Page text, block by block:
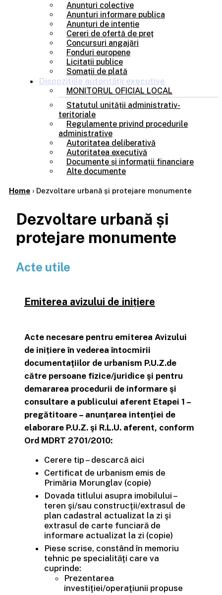
Anunțuri colective
Anunturi informare publica
Anunțuri de intenție
Cereri de ofertă de preț
Concursuri angajări
Fonduri europene
Licitații publice
Somații de plată
Dispozițiile autorității executive
MONITORUL OFICIAL LOCAL
Statutul unității administrativ-
teritoriale
Regulamente privind procedurile
administrative
Autoritatea deliberativă
Autoritatea executivă
Documente și informații financiare
Alte documente
Home › Dezvoltare urbană și protejare monumente
Dezvoltare urbană și
protejare monumente
Acte utile
Emiterea avizului de inițiere
Acte necesare pentru emiterea Avizului
de inițiere în vederea întocmirii
documentaţiilor de urbanism P.U.Z.de
către persoane fizice/juridice şi pentru
demararea procedurii de informare şi
consultare a publicului aferent Etapei 1 –
pregătitoare – anunţarea intenţiei de
elaborare P.U.Z. şi R.L.U. aferent, conform
Ord MDRT 2701/2010:
Cerere tip – descarcă aici
Certificat de urbanism emis de
Primăria Morunglav (copie)
Dovada titlului asupra imobilului –
teren şi/sau construcţii/extrasul de
plan cadastral actualizat la zi şi
extrasul de carte funciară de
informare actualizat la zi (copie)
Piese scrise, constând în memoriu
tehnic pe specialităţi care va
cuprinde:
Prezentarea
investiţiei/operaţiunii propuse